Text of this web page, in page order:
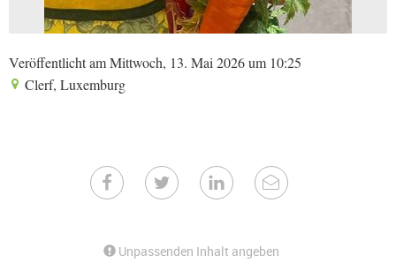
Veröffentlicht am Mittwoch, 13. Mai 2026 um 10:25
Clerf, Luxemburg
Unpassenden Inhalt angeben